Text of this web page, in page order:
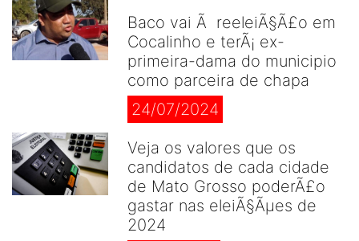
Baco vai Ã reeleiÃ§Ã£o em
Cocalinho e terÃ¡ ex-
primeira-dama do municipio
como parceira de chapa
24/07/2024
Veja os valores que os
candidatos de cada cidade
de Mato Grosso poderÃ£o
gastar nas eleiÃ§Ãµes de
2024